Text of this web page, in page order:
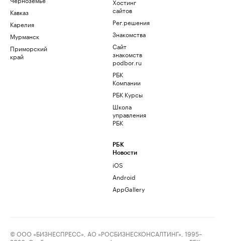
Кавказ
Карелия
Мурманск
Приморский
край
сайтов
Рег.решения
Знакомства
Сайт
знакомств
podbor.ru
РБК
Компании
РБК Курсы
Школа
управления
РБК
РБК
Новости
iOS
Android
AppGallery
© ООО «БИЗНЕСПРЕСС», АО «РОСБИЗНЕСКОНСАЛТИНГ», 1995–